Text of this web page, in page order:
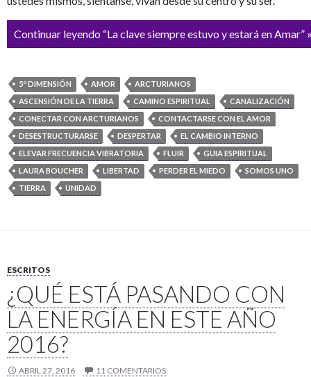
Continuar leyendo “La clave siempre estuvo y estará en Amar”
5º DIMENSIÓN AMOR
ARCTURIANOS
ASCENSIÓN DE LA TIERRA
CAMINO ESPIRITUAL
CANALIZACIÓN
CONECTAR CON ARCTURIANOS
CONTACTARSE CON EL AMOR
DESESTRUCTURARSE
DESPERTAR
EL CAMBIO INTERNO
ELEVAR FRECUENCIA VIBRATORIA
FLUIR
GUIA ESPIRITUAL
LAURA BOUCHER
LIBERTAD PERDER EL MIEDO
SOMOS UNO
TIERRA
UNIDAD
ESCRITOS
¿QUÉ ESTÁ PASANDO CON
LA ENERGÍA EN ESTE AÑO
2016?
ABRIL 27, 2016 11 COMENTARIOS